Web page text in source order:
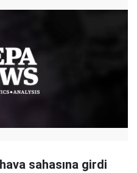
sahasına girdi